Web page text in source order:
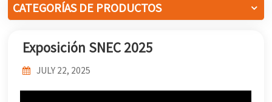
中文
Русский
Español
CATEGORÍAS DE PRODUCTOS
Exposición SNEC 2025
JULY 22, 2025